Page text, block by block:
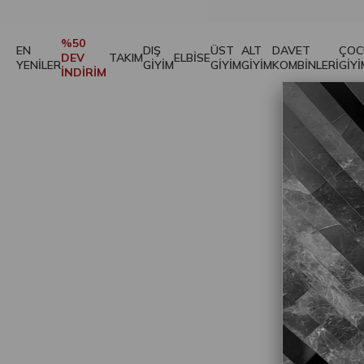
EN
YENİLER
%50
DEV
İNDİRİM
TAKIMDIŞ
GİYİMELBİSEÜST
GİYİM
ALT
GİYİM
DAVET
KOMBİNLERİ